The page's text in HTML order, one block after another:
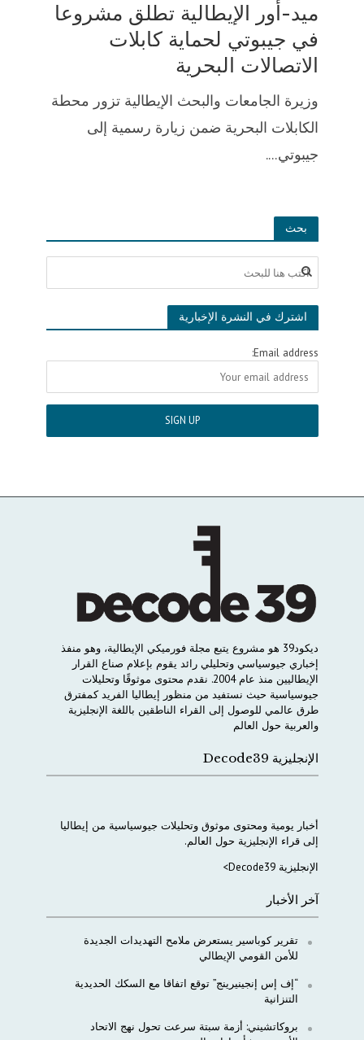
ميد-أور الإيطالية تطلق مشروعا
في جيبوتي لحماية كابلات
الاتصالات البحرية
وزيرة الجامعات والبحث الإيطالية تزور محطة
الكابلات البحرية ضمن زيارة رسمية إلى
جيبوتي....
بحث
اشترك في النشرة الإخبارية
Email address:
ديكود39 هو مشروع يتبع مجلة فورميكي الإيطالية، وهو منفذ
إخباري جيوسياسي وتحليلي رائد يقوم بإعلام صناع القرار
الإيطاليين منذ عام 2004. نقدم محتوى موثوقًا وتحليلات
جيوسياسية حيث نستفيد من منظور إيطاليا الفريد كمفترق
طرق عالمي للوصول إلى القراء الناطقين باللغة الإنجليزية
والعربية حول العالم
الإنجليزية Decode39
أخبار يومية ومحتوى موثوق وتحليلات جيوسياسية من إيطاليا
إلى قراء الإنجليزية حول العالم.
الإنجليزية Decode39>
آخر الأخبار
تقرير كوباسير يستعرض ملامح التهديدات الجديدة
للأمن القومي الإيطالي
“إف إس إنجينيرينج” توقع اتفاقا مع السكك الحديدية
التنزانية
بروكاتشيني: أزمة سبتة سرعت تحول نهج الاتحاد